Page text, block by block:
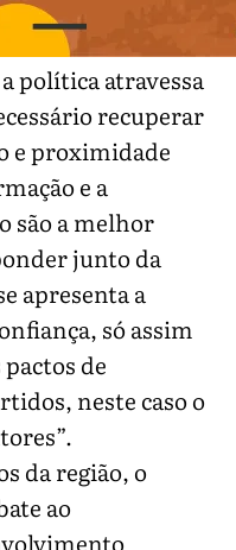
política atravessa
recuperar
e proximidade
e a
são a melhor
junto da
apresenta a
só assim
de
neste caso o
da região, o
ao